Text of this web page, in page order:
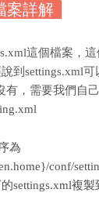
案詳解
這個檔案，
到settings.xml可
有，需要我們自己
為
conf/
settings.xml複